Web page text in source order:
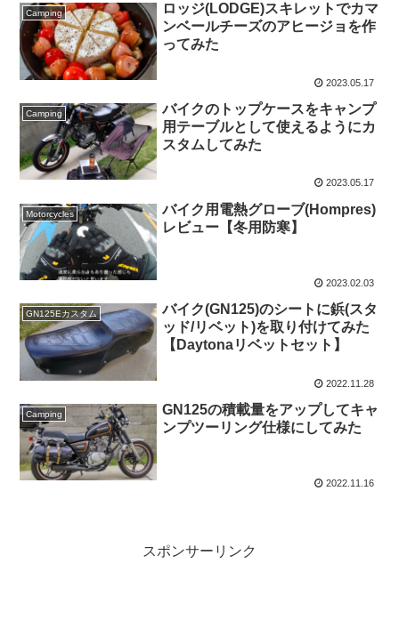
Camping
ロッジ(LODGE)スキレットでカマ
ンベールチーズのアヒージョを作
ってみた
2023.05.17
Camping
バイクのトップケースをキャンプ
用テーブルとして使えるようにカ
スタムしてみた
2023.05.17
Motorcycles
バイク用電熱グローブ(Hompres)
レビュー【冬用防寒】
2023.02.03
GN125Eカスタム
バイク(GN125)のシートに鋲(スタ
ッド/リベット)を取り付けてみた
【Daytonaリベットセット】
2022.11.28
Camping
GN125の積載量をアップしてキャ
ンプツーリング仕様にしてみた
2022.11.16
スポンサーリンク